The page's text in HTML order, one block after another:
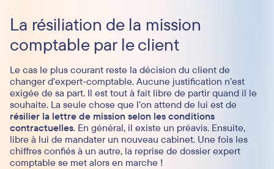
La résiliation de la mission
comptable par le client
Le cas le plus courant reste la décision du client de
changer d’expert-comptable. Aucune justification n’est
exigée de sa part. Il est tout à fait libre de partir quand il le
souhaite. La seule chose que l’on attend de lui est de
résilier la lettre de mission selon les conditions
contractuelles. En général, il existe un préavis. Ensuite,
libre à lui de mandater un nouveau cabinet. Une fois les
chiffres confiés à un autre, la reprise de dossier expert
comptable se met alors en marche !